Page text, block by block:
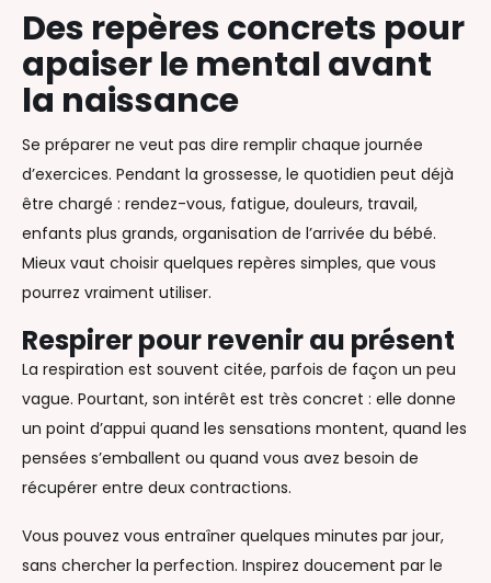
Des repères concrets pour
apaiser le mental avant
la naissance
Se préparer ne veut pas dire remplir chaque journée
d’exercices. Pendant la grossesse, le quotidien peut déjà
être chargé : rendez-vous, fatigue, douleurs, travail,
enfants plus grands, organisation de l’arrivée du bébé.
Mieux vaut choisir quelques repères simples, que vous
pourrez vraiment utiliser.
Respirer pour revenir au présent
La respiration est souvent citée, parfois de façon un peu
vague. Pourtant, son intérêt est très concret : elle donne
un point d’appui quand les sensations montent, quand les
pensées s’emballent ou quand vous avez besoin de
récupérer entre deux contractions.
Vous pouvez vous entraîner quelques minutes par jour,
sans chercher la perfection. Inspirez doucement par le